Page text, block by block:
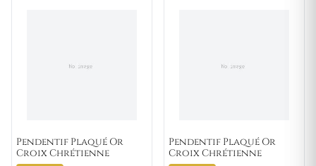
Pendentif Plaqué Or
Croix Chrétienne
Pendentif Plaqué Or
Croix Chrétienne